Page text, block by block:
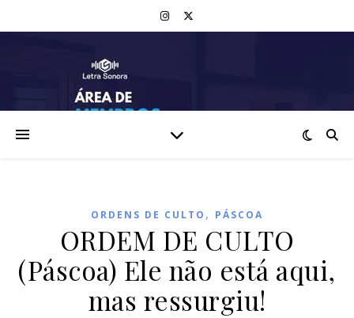
ORDENS DE CULTO , PÁSCOA
ORDEM DE CULTO
(Páscoa) Ele não está aqui,
mas ressurgiu!